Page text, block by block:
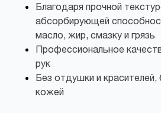
Благодаря прочной
абсорбирующей
масло, жир, смазку и грязь
Профессиональное
рук
Без отдушки и
кожей